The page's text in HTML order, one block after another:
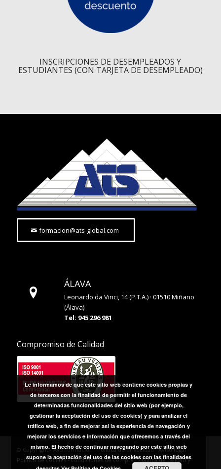
INSCRIPCIONES DE DESEMPLEADOS Y
ESTUDIANTES (CON TARJETA DE DESEMPLEADO)
formacion@ats-global.com
ÁLAVA
Leonardo da Vinci, 14 (P.T.A.) · 01510 Miñano
(Álava)
Tel: 945 296 981
Compromiso de Calidad
© Copyright - AyS Formación ·Política de privacidad·Aviso legal·
Política de cookies·Condiciones de compra·Política de calidad y
Le informamos de que este sitio web contiene cookies propias y
de terceros con la finalidad de permitir el funcionamiento de
determinadas funcionalidades del sitio web (por ejemplo,
gestionar la aceptación del uso de cookies) y para analizar el
tráfico web, a fin de mejorar así la experiencia de navegación y
mejorar los servicios e información que ofrecemos a través del
mismo. El hecho de continuar navegando por este sitio web
supone la aceptación del uso de las cookies con las finalidades